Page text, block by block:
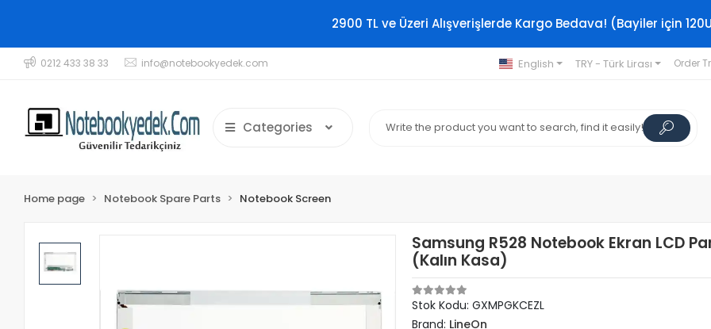
2900 TL ve Üzeri Alışverişlerde Kargo Bedava! (Bayiler için
0212 433 38 33 info@notebookyedek.com English TRY - Türk Lirası Order
Categories
Home page Notebook Spare Parts Notebook Screen
Samsung R528 Notebook Ekran LCD
(Kalın Kasa)
Stok Kodu: GXMPGKCEZL
Brand: LineOn